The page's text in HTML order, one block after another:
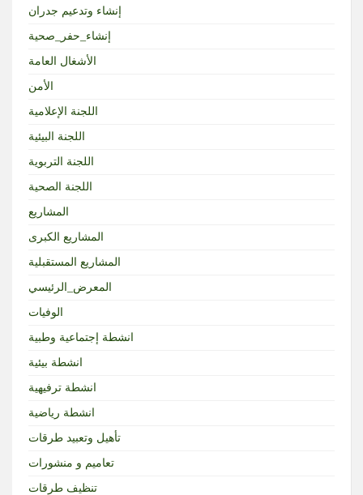
إنشاء وتدعيم جدران
إنشاء_حفر_صحية
الأشغال العامة
الأمن
اللجنة الإعلامية
اللجنة البيئية
اللجنة التربوية
اللجنة الصحية
المشاريع
المشاريع الكبرى
المشاريع المستقبلية
المعرض_الرئيسي
الوفيات
انشطة إجتماعية وطبية
انشطة بيئية
انشطة ترفيهية
انشطة رياضية
تأهيل وتعبيد طرقات
تعاميم و منشورات
تنظيف طرقات